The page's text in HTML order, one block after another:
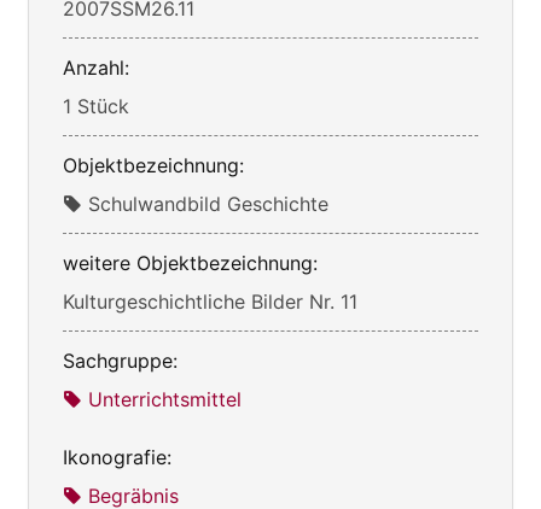
2007SSM26.11
Anzahl:
1 Stück
Objektbezeichnung:
Schulwandbild Geschichte
weitere Objektbezeichnung:
Kulturgeschichtliche Bilder Nr. 11
Sachgruppe:
Unterrichtsmittel
Ikonografie:
Begräbnis